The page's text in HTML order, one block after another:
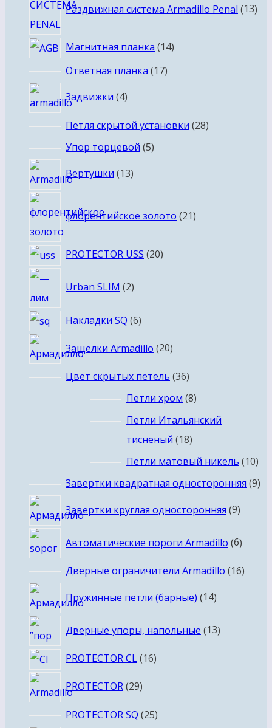
Раздвижная система Armadillo Penal 13
Магнитная планка 1414
Ответная планка 1717
Задвижки 44
Петля скрытой установки 2828
Упор торцевой 55
Вертушки 1313
флорентийское золото 21товар
PROTECTOR USS 2020
Urban SLIM 2
товара
Накладки SQ 66
Защелки Armadillo 2020
Цвет скрытых петель 3636
товаров
Петли хром 88
товаров
Петли Итальянский
тисненый 1818
товаров
Петли матовый никель 1010
Завертки квадратная односторонняя 99
Завертки круглая односторонняя 99
Автоматические пороги Armadillo 66
Дверные ограничители Armadillo 1616
Пружинные петли (барные) 1414
Дверные упоры, напольные 1313
PROTECTOR CL 1616
PROTECTOR 2929
PROTECTOR SQ 2525